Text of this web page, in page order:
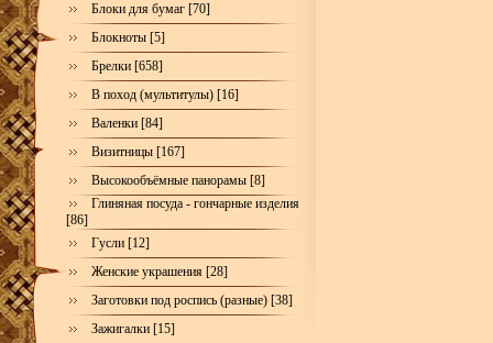
Блоки для бумаг [70]
Блокноты [5]
Брелки [658]
В поход (мультитулы) [16]
Валенки [84]
Визитницы [167]
Высокообъёмные панорамы [8]
Глиняная посуда - гончарные изделия
[86]
Гусли [12]
Женские украшения [28]
Заготовки под роспись (разные) [38]
Зажигалки [15]